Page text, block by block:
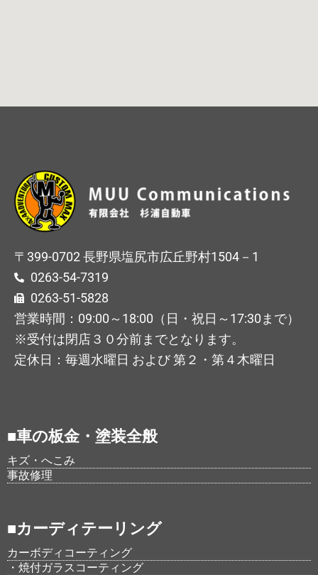
〒399-0702 長野県塩尻市広丘野村1504－1
0263-54-7319
0263-51-5828
営業時間：09:00～18:00（日・祝日～17:30まで）
※受付は閉店３０分前までとなります。
定休日：毎週水曜日 および 第２・第４木曜日
■車の板金・塗装全般
キズ・へこみ
事故修理
■カーディテーリング
カーボディコーティング
・焼付ガラスコーティング